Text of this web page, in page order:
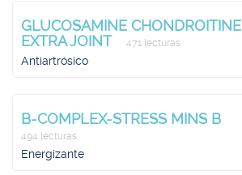
GLUCOSAMINE CHONDROITINE
EXTRA JOINT
471 lecturas
Antiartrósico
B-COMPLEX-STRESS MINS B
494 lecturas
Energizante